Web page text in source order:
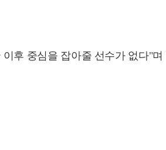
후 중심을 잡아줄 선수가 없다"